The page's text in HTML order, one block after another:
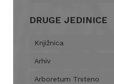
DRUGE JEDINICE
Knjižnica
Arhiv
Arboretum Trsteno